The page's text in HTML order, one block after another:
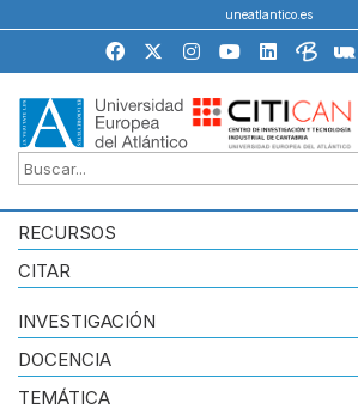
uneatlantico.es
RECURSOS
CITAR
INVESTIGACIÓN
DOCENCIA
TEMÁTICA